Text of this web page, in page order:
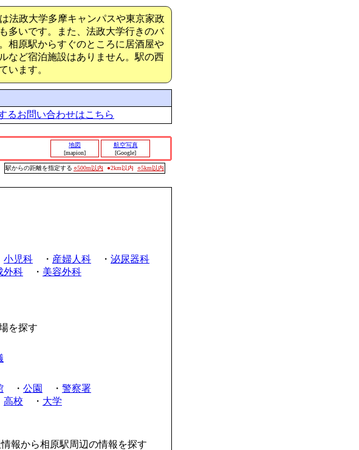
法政大学多摩キャンパスや東京家政
多いです。また、法政大学行きのバ
相原駅からすぐのところに居酒屋や
など宿泊施設はありません。駅の西
います。
るお問い合わせはこちら
地図
[mapion]
航空写真
[Google]
駅からの距離を指定する ○500m以内 ●2km以内 ○5km以内
小児科 ・ 産婦人科 ・ 泌尿器科
外科 ・ 美容外科
を探す
・ 公園 ・ 警察署
高校 ・ 大学
報から相原駅周辺の情報を探す